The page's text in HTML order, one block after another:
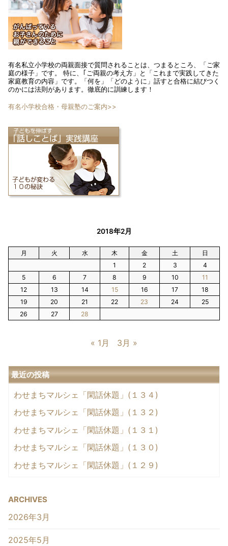
有名私立小学校の両親面接で質問されることは、つまるところ、「ご家
庭の様子」です。 特に、｢ご両親の考え方」と「これまで実践してきた
家庭教育の内容」です。「何を」「どのように」話すと合格に結びつく
のかには法則があります。徹底的に訓練します！
有名小学校合格・母親塾のご案内>>
2018年2月
月 火 水 木 金 土
日
1
2 3
4
5
6 7 8 9 10
11
12
13 14 15 16 17
18
19
20 21 22 23 24
25
26
27 28
« 1月 3月 »
最近の投稿
わせまちマルシェ「閑話休題」(１３４)
わせまちマルシェ「閑話休題」(１３２)
わせまちマルシェ「閑話休題」(１３１)
わせまちマルシェ「閑話休題」(１３０)
わせまちマルシェ「閑話休題」(１２９)
ARCHIVES
2026年3月
2025年5月